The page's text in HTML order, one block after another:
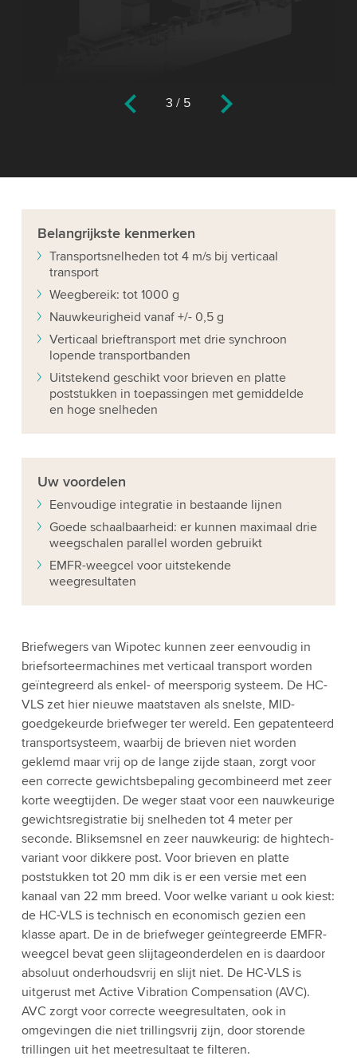
3 / 5
Belangrijkste kenmerken
Transportsnelheden tot 4 m/s bij verticaal
transport
Weegbereik: tot 1000 g
Nauwkeurigheid vanaf +/- 0,5 g
Verticaal brieftransport met drie synchroon
lopende transportbanden
Uitstekend geschikt voor brieven en platte
poststukken in toepassingen met gemiddelde
en hoge snelheden
Uw voordelen
Eenvoudige integratie in bestaande lijnen
Goede schaalbaarheid: er kunnen maximaal drie
weegschalen parallel worden gebruikt
EMFR-weegcel voor uitstekende
weegresultaten
Briefwegers van Wipotec kunnen zeer eenvoudig in
briefsorteermachines met verticaal transport worden
geïntegreerd als enkel- of meersporig systeem. De HC-
VLS zet hier nieuwe maatstaven als snelste, MID-
goedgekeurde briefweger ter wereld. Een gepatenteerd
transportsysteem, waarbij de brieven niet worden
geklemd maar vrij op de lange zijde staan, zorgt voor
een correcte gewichtsbepaling gecombineerd met zeer
korte weegtijden. De weger staat voor een nauwkeurige
gewichtsregistratie bij snelheden tot 4 meter per
seconde. Bliksemsnel en zeer nauwkeurig: de hightech-
variant voor dikkere post. Voor brieven en platte
poststukken tot 20 mm dik is er een versie met een
kanaal van 22 mm breed. Voor welke variant u ook kiest:
de HC-VLS is technisch en economisch gezien een
klasse apart. De in de briefweger geïntegreerde EMFR-
weegcel bevat geen slijtageonderdelen en is daardoor
absoluut onderhoudsvrij en slijt niet. De HC-VLS is
uitgerust met Active Vibration Compensation (AVC).
AVC zorgt voor correcte weegresultaten, ook in
omgevingen die niet trillingsvrij zijn, door storende
trillingen uit het meetresultaat te filteren.